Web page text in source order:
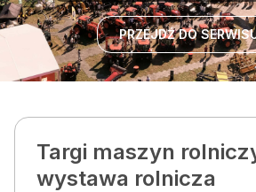
PRZEJDŹ DO
Targi maszyn
wystawa rolnicza